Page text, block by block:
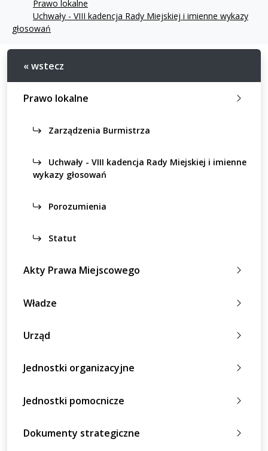
Prawo lokalne
Uchwały - VIII kadencja Rady Miejskiej i imienne wykazy
głosowań
« wstecz
Prawo lokalne
Zarządzenia Burmistrza
Uchwały - VIII kadencja Rady Miejskiej i imienne
wykazy głosowań
Porozumienia
Statut
Akty Prawa Miejscowego
Władze
Urząd
Jednostki organizacyjne
Jednostki pomocnicze
Dokumenty strategiczne